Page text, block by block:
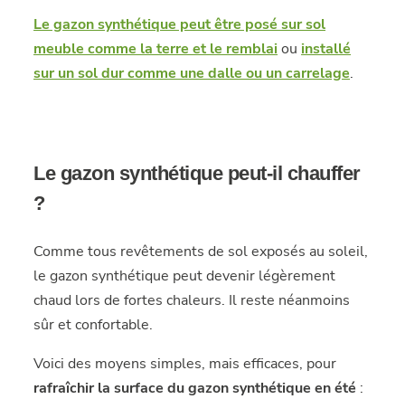
Le gazon synthétique peut être posé sur sol
meuble comme la terre et le remblaiou installé
sur un sol dur comme une dalle ou un carrelage.
Le gazon synthétique peut-il chauffer
?
Comme tous revêtements de sol exposés au soleil,
le gazon synthétique peut devenir légèrement
chaud lors de fortes chaleurs. Il reste néanmoins
sûr et confortable.
Voici des moyens simples, mais efficaces, pour
rafraîchir la surface du gazon synthétique en été :